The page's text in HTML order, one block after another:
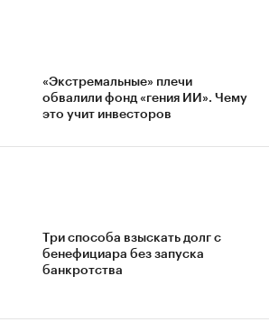
«Экстремальные» плечи
обвалили фонд «гения ИИ». Чему
это учит инвесторов
Три способа взыскать долг с
бенефициара без запуска
банкротства